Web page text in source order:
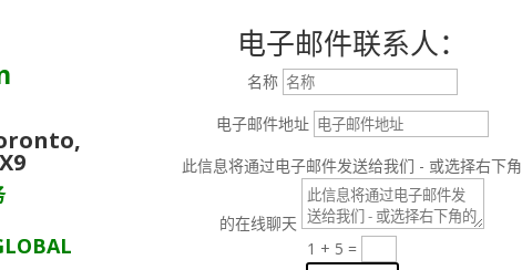
电子邮件联系人：
名称
电子邮件地址
此信息将通过电子邮件发送给我们 - 或选择右下角
的在线聊天
1 + 5 =